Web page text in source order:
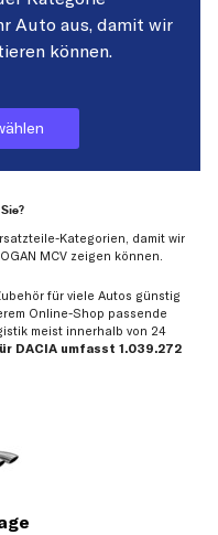
Auto aus, damit wir
können.
Kategorien, damit wir
MCV zeigen können.
für viele Autos günstig
Online-Shop passende
meist innerhalb von 24
DACIA umfasst 1.039.272